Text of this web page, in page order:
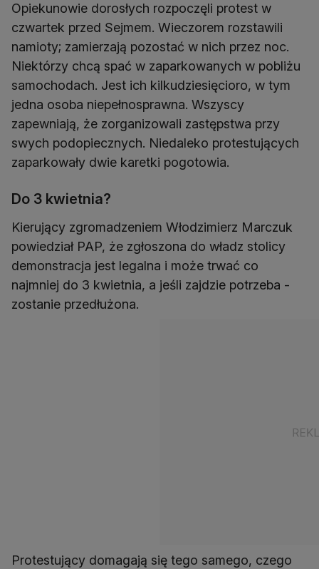
Opiekunowie dorosłych rozpoczęli protest w
czwartek przed Sejmem. Wieczorem rozstawili
namioty; zamierzają pozostać w nich przez noc.
Niektórzy chcą spać w zaparkowanych w pobliżu
samochodach. Jest ich kilkudziesięcioro, w tym
jedna osoba niepełnosprawna. Wszyscy
zapewniają, że zorganizowali zastępstwa przy
swych podopiecznych. Niedaleko protestujących
zaparkowały dwie karetki pogotowia.
Do 3 kwietnia?
Kierujący zgromadzeniem Włodzimierz Marczuk
powiedział PAP, że zgłoszona do władz stolicy
demonstracja jest legalna i może trwać co
najmniej do 3 kwietnia, a jeśli zajdzie potrzeba -
zostanie przedłużona.
Protestujący domagają się tego samego, czego